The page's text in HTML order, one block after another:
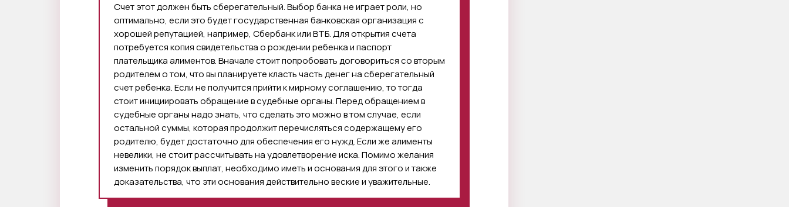
Счет этот должен быть сберегательный. Выбор банка не играет роли, но
оптимально, если это будет государственная банковская организация с
хорошей репутацией, например, Сбербанк или ВТБ. Для открытия счета
потребуется копия свидетельства о рождении ребенка и паспорт
плательщика алиментов. Вначале стоит попробовать договориться со вторым
родителем о том, что вы планируете класть часть денег на сберегательный
счет ребенка. Если не получится прийти к мирному соглашению, то тогда
стоит инициировать обращение в судебные органы. Перед обращением в
судебные органы надо знать, что сделать это можно в том случае, если
остальной суммы, которая продолжит перечисляться содержащему его
родителю, будет достаточно для обеспечения его нужд. Если же алименты
невелики, не стоит рассчитывать на удовлетворение иска. Помимо желания
изменить порядок выплат, необходимо иметь и основания для этого и также
доказательства, что эти основания действительно веские и уважительные.